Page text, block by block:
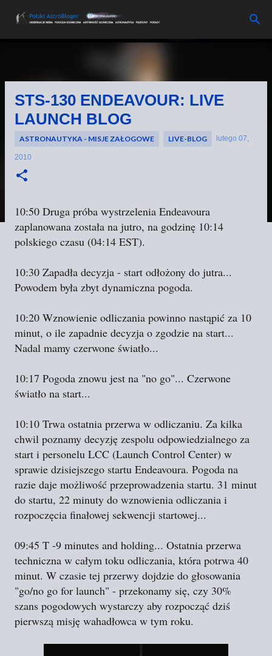
Przejdź do głównej zawartości
STS-130 ENDEAVOUR: LIVE
LAUNCH BLOG
ASTRONAUTYKA - MISJE ZAŁOGOWE LIVE-BLOG lutego 07,
2010
10:50 Druga próba wystrzelenia Endeavoura
zaplanowana została na jutro, na godzinę 10:14
polskiego czasu (04:14 EST).
10:30 Zapadła decyzja - start odłożony do jutra...
Powodem była zbyt dynamiczna pogoda.
10:20 Wznowienie odliczania powinno nastąpić za 10
minut, o ile zapadnie decyzja o zgodzie na start...
Nadal mamy czerwone światło...
10:17 Pogoda znowu jest na "no go"... Czerwone
światło na start...
10:10 Trwa ostatnia przerwa w odliczaniu. Za kilka
chwil poznamy decyzję zespolu odpowiedzialnego za
start i personelu LCC (Launch Control Center) w
sprawie dzisiejszego startu Endeavoura. Pogoda na
razie daje możliwość przeprowadzenia startu. 31 minut
do startu, 22 minuty do wznowienia odliczania i
rozpoczęcia finałowej sekwencji startowej...
09:45 T -9 minutes and holding... Ostatnia przerwa
techniczna w całym toku odliczania, która potrwa 40
minut. W czasie tej przerwy dojdzie do głosowania
"go/no go for launch" - przekonamy się, czy 30%
szans pogodowych wystarczy aby rozpocząć dziś
pierwszą misję wahadłowca w tym roku.